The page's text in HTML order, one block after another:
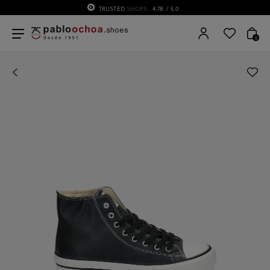
TRUSTED SHOPS 4.78 / 5.0
0